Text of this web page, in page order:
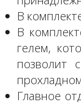
В
В
гелем,
позволит
Главное